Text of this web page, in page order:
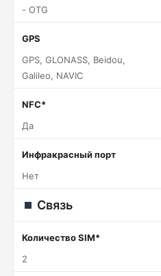
- OTG
GPS
GPS, GLONASS, Beidou,
Galileo, NAVIC
NFC*
Да
Инфракрасный порт
Нет
Связь
Количество SIM*
2